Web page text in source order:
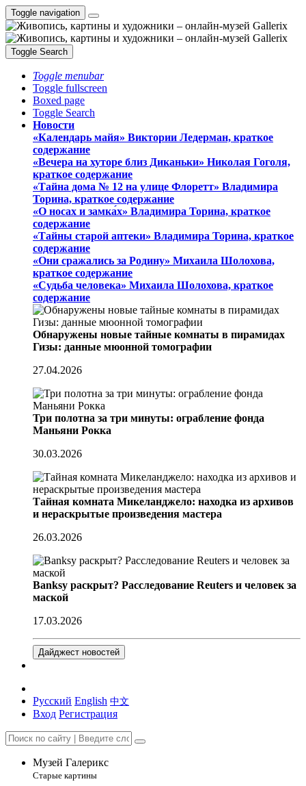
Toggle navigation
Toggle Search
Toggle menubar
Toggle fullscreen
Boxed page
Toggle Search
Новости
«Календарь майя» Виктории Ледерман, краткое
содержание
«Вечера на хуторе близ Диканьки» Николая Гоголя,
краткое содержание
«Тайна дома № 12 на улице Флоретт» Владимира
Торина, краткое содержание
«О носах и замка́х» Владимира Торина, краткое
содержание
«Тайны старой аптеки» Владимира Торина, краткое
содержание
«Они сражались за Родину» Михаила Шолохова,
краткое содержание
«Судьба человека» Михаила Шолохова, краткое
содержание
Обнаружены новые тайные комнаты в пирамидах
Гизы: данные мюонной томографии
27.04.2026
Три полотна за три минуты: ограбление фонда
Маньяни Рокка
30.03.2026
Тайная комната Микеланджело: находка из архивов
и нераскрытые произведения мастера
26.03.2026
Banksy раскрыт? Расследование Reuters и человек за
маской
17.03.2026
Дайджест новостей
Русский English 中文
Вход Регистрация
Музей Галерикс
Старые картины